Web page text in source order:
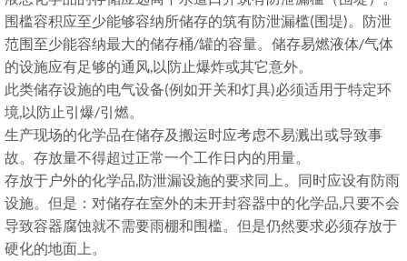
围槛容积应至少能够容纳所储存的筑有防泄漏槛(围堤)。防泄
范围至少能容纳最大的储存桶/罐的容量。储存易燃液体/气体
的设施应有足够的通风,以防止爆炸或其它意外。
此类储存设施的电气设备(例如开关和灯具)必须适用于特定环
境,以防止引爆/引燃。
生产现场的化学品在储存及搬运时应考虑不易溅出或导致事
故。存放量不得超过正常一个工作日内的用量。
存放于户外的化学品,防泄漏设施的要求同上。同时应设有防雨
设施。但是：对储存在室外的未开封容器中的化学品,只要不会
导致容器腐蚀就不需要雨棚和围槛。但是仍然要求必须存放于
硬化的地面上。